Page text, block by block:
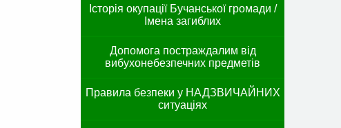
Історія окупації Бучанської громади /
Імена загиблих
Допомога постраждалим від
вибухонебезпечних предметів
Правила безпеки у НАДЗВИЧАЙНИХ
ситуаціях